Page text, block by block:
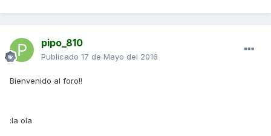
pipo_810
Publicado 17 de Mayo del 2016
Bienvenido al foro!!
:la ola